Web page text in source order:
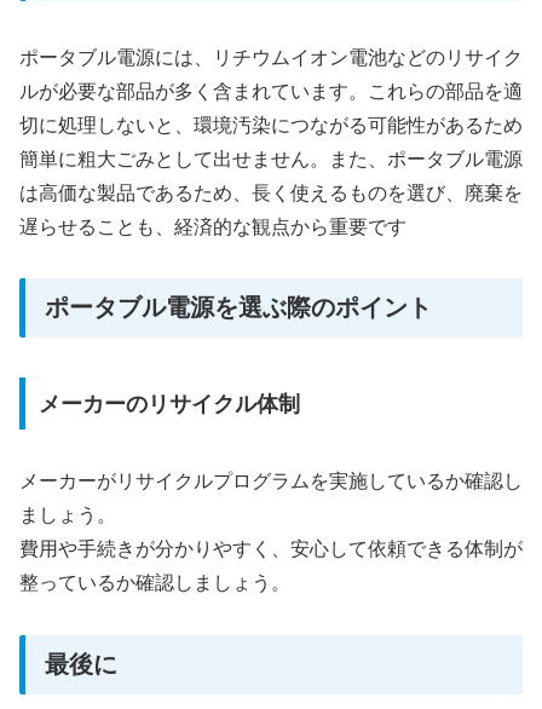
ポータブル電源には、リチウムイオン電池などのリサイク
ルが必要な部品が多く含まれています。これらの部品を適
切に処理しないと、環境汚染につながる可能性があるため
簡単に粗大ごみとして出せません。また、ポータブル電源
は高価な製品であるため、長く使えるものを選び、廃棄を
遅らせることも、経済的な観点から重要です
ポータブル電源を選ぶ際のポイント
メーカーのリサイクル体制
メーカーがリサイクルプログラムを実施しているか確認し
ましょう。
費用や手続きが分かりやすく、安心して依頼できる体制が
整っているか確認しましょう。
最後に